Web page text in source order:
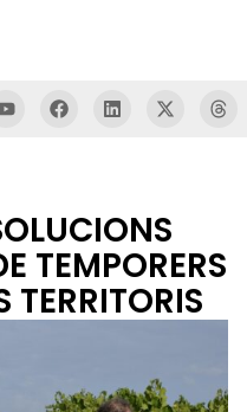
TEMPORERS
TERRITORIS